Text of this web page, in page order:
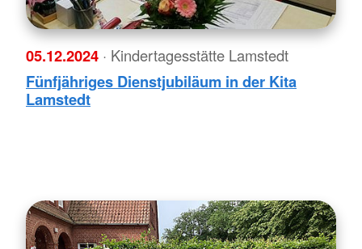
05.12.2024 · Kindertagesstätte Lamstedt
Fünfjähriges Dienstjubiläum in der Kita
Lamstedt